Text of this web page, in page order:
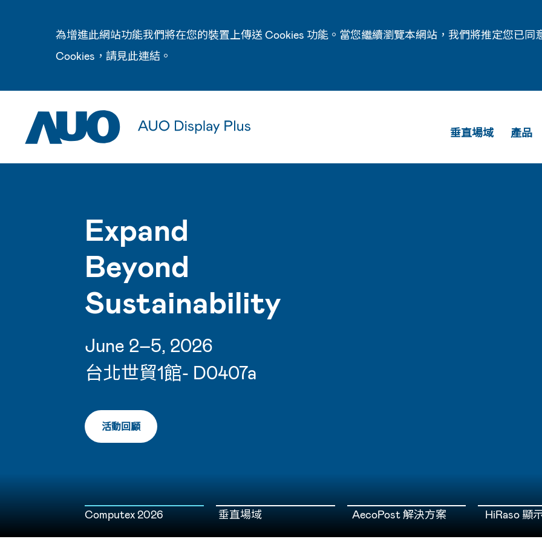
為增進此網站功能我們將在您的裝置上傳送 Cookies 功能。當您繼續瀏覽本網站，我們將推定您已同
Cookies，請見此連結 。
垂直場域 產品
Expand
Beyond
Sustainability
June 2–5, 2026
台北世貿1館- D0407a
活動回顧
Computex 2026 垂直場域 AecoPost 解決方案 HiRaso 顯